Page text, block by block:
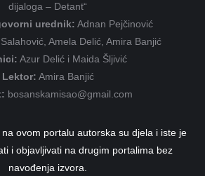
dijaloga – Detant“
urednik: Adnan Pejčinović
Amela Delić, Amira Banjić
Azur Delić i Maida Šljivić
Lektor: Amira Banjić
bosanskamisao@gmail.com
ovom portalu autorska su djela i iste je
i objavljivati na drugim portalima bez
navođenja izvora.